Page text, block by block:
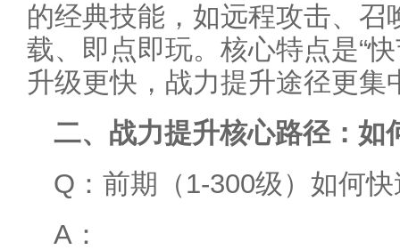
的经典技能，如远程攻击、
载、即点即玩。核心特点是“
升级更快，战力提升途径更集
二、战力提升核心路径：如
Q：前期（1-300级）如何
A：